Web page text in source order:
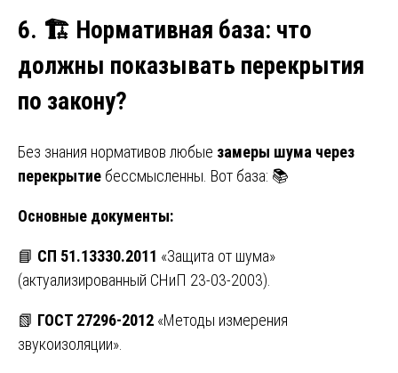
6. 🏗️ Нормативная база: что
должны показывать перекрытия
по закону?
Без знания нормативов любые замеры шума через
перекрытие бессмысленны. Вот база: 📚
Основные документы:
📘 СП 51.13330.2011 «Защита от шума»
(актуализированный СНиП 23-03-2003).
📗 ГОСТ 27296-2012 «Методы измерения
звукоизоляции».